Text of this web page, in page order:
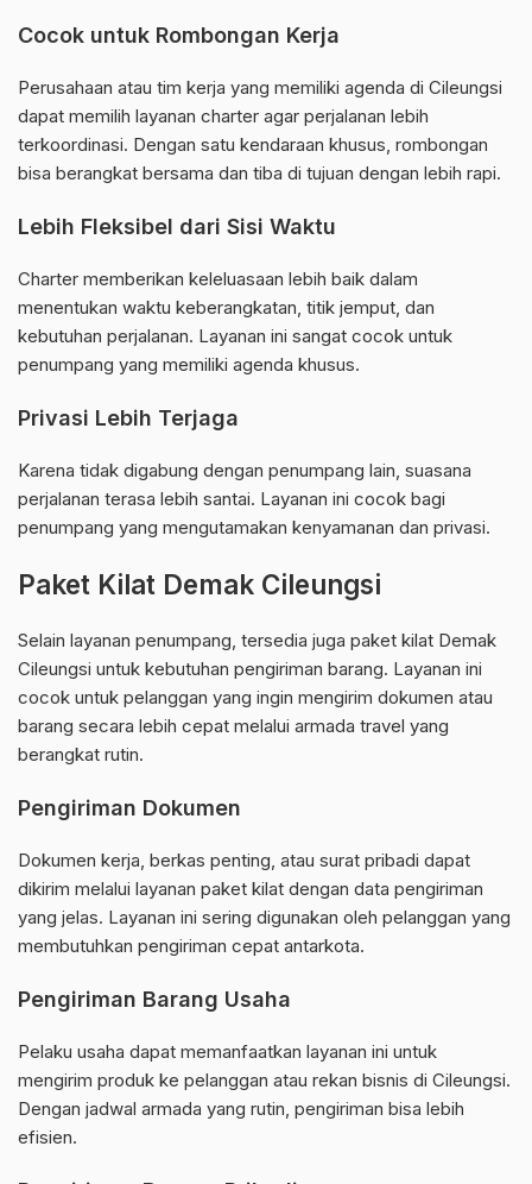
Cocok untuk Rombongan Kerja
Perusahaan atau tim kerja yang memiliki agenda di Cileungsi
dapat memilih layanan charter agar perjalanan lebih
terkoordinasi. Dengan satu kendaraan khusus, rombongan
bisa berangkat bersama dan tiba di tujuan dengan lebih rapi.
Lebih Fleksibel dari Sisi Waktu
Charter memberikan keleluasaan lebih baik dalam
menentukan waktu keberangkatan, titik jemput, dan
kebutuhan perjalanan. Layanan ini sangat cocok untuk
penumpang yang memiliki agenda khusus.
Privasi Lebih Terjaga
Karena tidak digabung dengan penumpang lain, suasana
perjalanan terasa lebih santai. Layanan ini cocok bagi
penumpang yang mengutamakan kenyamanan dan privasi.
Paket Kilat Demak Cileungsi
Selain layanan penumpang, tersedia juga paket kilat Demak
Cileungsi untuk kebutuhan pengiriman barang. Layanan ini
cocok untuk pelanggan yang ingin mengirim dokumen atau
barang secara lebih cepat melalui armada travel yang
berangkat rutin.
Pengiriman Dokumen
Dokumen kerja, berkas penting, atau surat pribadi dapat
dikirim melalui layanan paket kilat dengan data pengiriman
yang jelas. Layanan ini sering digunakan oleh pelanggan yang
membutuhkan pengiriman cepat antarkota.
Pengiriman Barang Usaha
Pelaku usaha dapat memanfaatkan layanan ini untuk
mengirim produk ke pelanggan atau rekan bisnis di Cileungsi.
Dengan jadwal armada yang rutin, pengiriman bisa lebih
efisien.